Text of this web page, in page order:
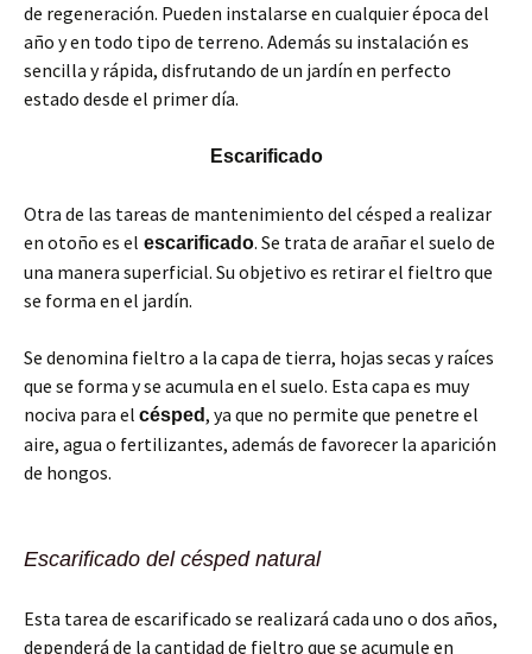
de regeneración. Pueden instalarse en cualquier época del
año y en todo tipo de terreno. Además su instalación es
sencilla y rápida, disfrutando de un jardín en perfecto
estado desde el primer día.
Escarificado
Otra de las tareas de mantenimiento del césped a realizar
en otoño es el escarificado. Se trata de arañar el suelo de
una manera superficial. Su objetivo es retirar el fieltro que
se forma en el jardín.
Se denomina fieltro a la capa de tierra, hojas secas y raíces
que se forma y se acumula en el suelo. Esta capa es muy
nociva para el césped, ya que no permite que penetre el
aire, agua o fertilizantes, además de favorecer la aparición
de hongos.
Escarificado del césped natural
Esta tarea de escarificado se realizará cada uno o dos años,
dependerá de la cantidad de fieltro que se acumule en